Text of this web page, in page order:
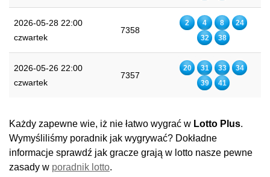
2026-05-28 22:00
czwartek
7358
2 4 8
24
32
38
2026-05-26 22:00
czwartek
7357
20 31 33
34
39
41
Każdy zapewne wie, iż nie łatwo wygrać w Lotto Plus.
Wymyśliliśmy poradnik jak wygrywać? Dokładne
informacje sprawdź jak gracze grają w lotto nasze pewne
zasady w poradnik lotto.